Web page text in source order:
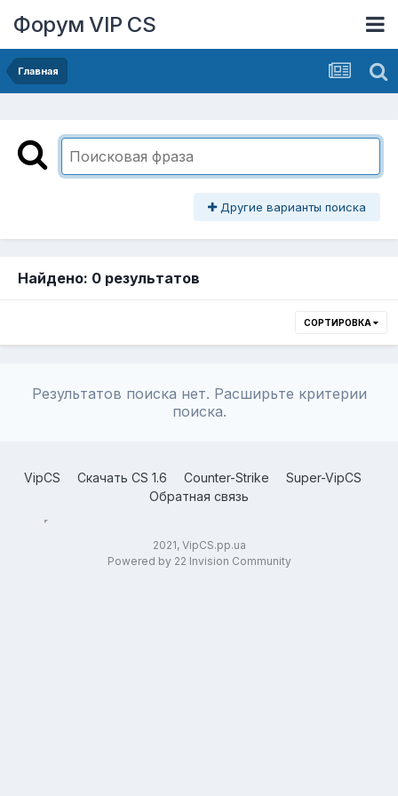
Форум VIP CS
Главная
Другие варианты поиска
Найдено: 0 результатов
СОРТИРОВКА
Результатов поиска нет. Расширьте критерии
поиска.
VipCS Скачать CS 1.6 Counter-Strike
Super-VipCS
Обратная связь
2021, VipCS.pp.ua
Powered by 22 Invision Community